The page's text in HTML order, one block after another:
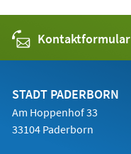
Kontaktformular
STADT PADERBORN
Am Hoppenhof 33
33104 Paderborn